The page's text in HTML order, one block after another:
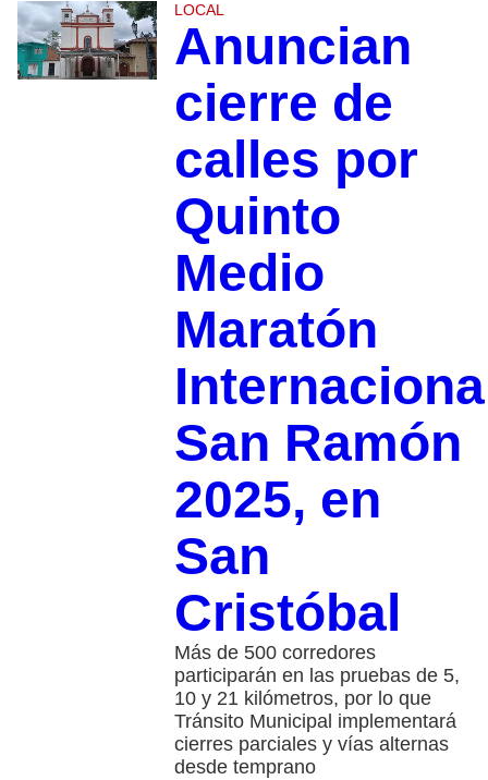
LOCAL
Anuncian
cierre de
calles por
Quinto
Medio
Maratón
San Ramón
2025, en
San
Cristóbal
Más de 500 corredores
participarán en las pruebas de 5,
10 y 21 kilómetros, por lo que
Tránsito Municipal implementará
cierres parciales y vías alternas
desde temprano